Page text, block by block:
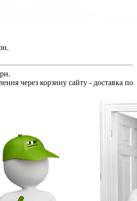
через корзину сайту - доставка по